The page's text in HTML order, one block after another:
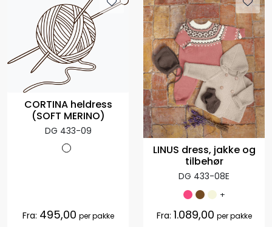
CORTINA heldress
(SOFT MERINO)
DG 433-09
Fra: 495,00 per pakke
LINUS dress, jakke og
tilbehør
DG 433-08E
+
Fra: 1.089,00 per pakke